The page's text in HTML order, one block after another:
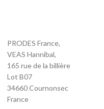
PRODES France,
VEAS Hannibal,
165 rue de la billière
Lot B07
34660 Cournonsec
France